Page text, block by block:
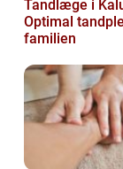
Tandlæge i
Optimal
familien